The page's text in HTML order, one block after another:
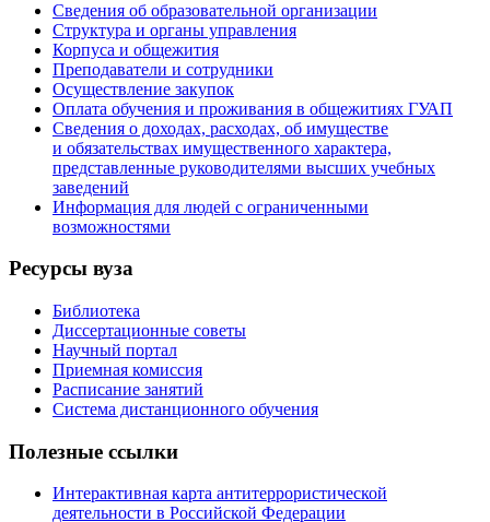
Сведения об образовательной организации
Структура и органы управления
Корпуса и общежития
Преподаватели и сотрудники
Осуществление закупок
Оплата обучения и проживания в общежитиях ГУАП
Сведения о доходах, расходах, об имуществе
и обязательствах имущественного характера,
представленные руководителями высших учебных
заведений
Информация для людей с ограниченными
возможностями
Ресурсы вуза
Библиотека
Диссертационные советы
Научный портал
Приемная комиссия
Расписание занятий
Система дистанционного обучения
Полезные ссылки
Интерактивная карта антитеррористической
деятельности в Российской Федерации